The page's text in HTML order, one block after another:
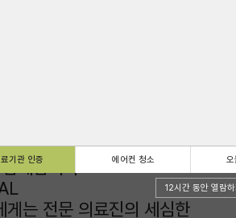
안심
상의 복귀까지
께합니다
게는 전문 의료진의 세심한
기관 인증 에어컨 청소 오
12시간 동안 열람